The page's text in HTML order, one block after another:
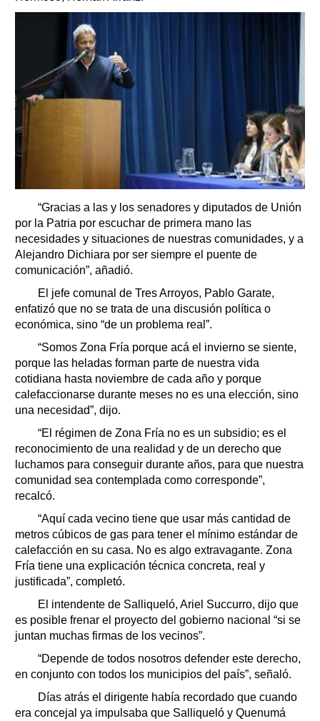
“Gracias a las y los senadores y diputados de Unión
por la Patria por escuchar de primera mano las
necesidades y situaciones de nuestras comunidades, y a
Alejandro Dichiara por ser siempre el puente de
comunicación”, añadió.
El jefe comunal de Tres Arroyos, Pablo Garate,
enfatizó que no se trata de una discusión política o
económica, sino “de un problema real”.
“Somos Zona Fría porque acá el invierno se siente,
porque las heladas forman parte de nuestra vida
cotidiana hasta noviembre de cada año y porque
calefaccionarse durante meses no es una elección, sino
una necesidad”, dijo.
“El régimen de Zona Fría no es un subsidio; es el
reconocimiento de una realidad y de un derecho que
luchamos para conseguir durante años, para que nuestra
comunidad sea contemplada como corresponde”,
recalcó.
“Aquí cada vecino tiene que usar más cantidad de
metros cúbicos de gas para tener el mínimo estándar de
calefacción en su casa. No es algo extravagante. Zona
Fría tiene una explicación técnica concreta, real y
justificada”, completó.
El intendente de Salliqueló, Ariel Succurro, dijo que
es posible frenar el proyecto del gobierno nacional “si se
juntan muchas firmas de los vecinos”.
“Depende de todos nosotros defender este derecho,
en conjunto con todos los municipios del país”, señaló.
Días atrás el dirigente había recordado que cuando
era concejal ya impulsaba que Salliqueló y Quenumá